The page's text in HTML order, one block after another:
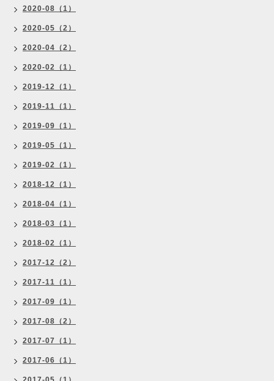
2020-08（1）
2020-05（2）
2020-04（2）
2020-02（1）
2019-12（1）
2019-11（1）
2019-09（1）
2019-05（1）
2019-02（1）
2018-12（1）
2018-04（1）
2018-03（1）
2018-02（1）
2017-12（2）
2017-11（1）
2017-09（1）
2017-08（2）
2017-07（1）
2017-06（1）